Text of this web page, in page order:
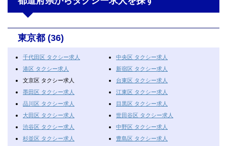
東京都 (36)
千代田区 タクシー求人
中央区 タクシー求人
港区 タクシー求人
新宿区 タクシー求人
文京区 タクシー求人
台東区 タクシー求人
墨田区 タクシー求人
江東区 タクシー求人
品川区 タクシー求人
目黒区 タクシー求人
大田区 タクシー求人
世田谷区 タクシー求人
渋谷区 タクシー求人
中野区 タクシー求人
杉並区 タクシー求人
豊島区 タクシー求人